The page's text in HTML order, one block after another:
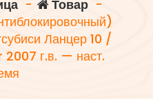
- Товар-
Ланцер 10 /
г.в. — наст.